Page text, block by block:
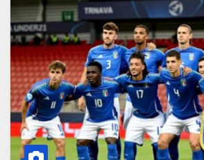
O
M
M
E
N
T
O